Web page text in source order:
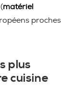
matériel
proches
plus
cuisine